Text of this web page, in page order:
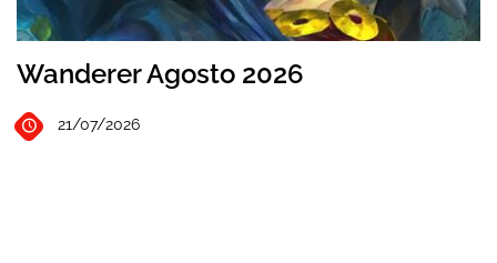
Wanderer Agosto 2026
21/07/2026